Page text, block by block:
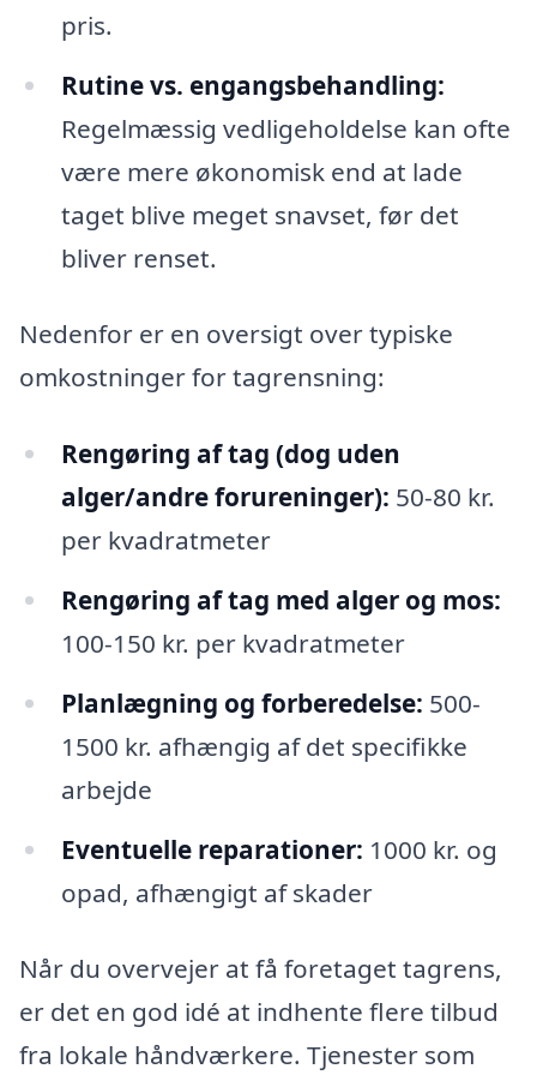
pris.
Rutine vs. engangsbehandling:
Regelmæssig vedligeholdelse kan ofte
være mere økonomisk end at lade
taget blive meget snavset, før det
bliver renset.
Nedenfor er en oversigt over typiske
omkostninger for tagrensning:
Rengøring af tag (dog uden
alger/andre forureninger): 50-80 kr.
per kvadratmeter
Rengøring af tag med alger og mos:
100-150 kr. per kvadratmeter
Planlægning og forberedelse: 500-
1500 kr. afhængig af det specifikke
arbejde
Eventuelle reparationer: 1000 kr. og
opad, afhængigt af skader
Når du overvejer at få foretaget tagrens,
er det en god idé at indhente flere tilbud
fra lokale håndværkere. Tjenester som